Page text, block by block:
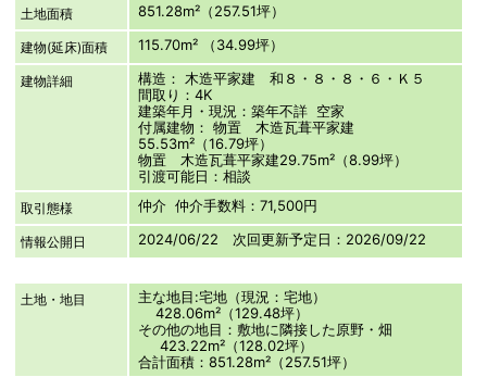
土地面積 851.28m²（257.51坪）
建物(延床)面積 115.70m² （34.99坪）
建物詳細
構造： 木造平家建 和８・８・８・６・Ｋ５
間取り：4K
建築年月・現況：築年不詳 空家
付属建物： 物置 木造瓦葺平家建
55.53m²（16.79坪）
物置 木造瓦葺平家建29.75m²（8.99坪）
引渡可能日：相談
取引態様 仲介 仲介手数料：71,500円
情報公開日 2024/06/22 次回更新予定日：2026/09/22
土地・地目
主な地目:宅地（現況：宅地）
428.06m²（129.48坪）
その他の地目：敷地に隣接した原野・畑
423.22m²（128.02坪）
合計面積：851.28m²（257.51坪）